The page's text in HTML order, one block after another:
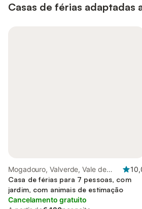
Casas de férias adaptadas
Mogadouro, Valverde, Vale de
Porco e Vilar de Rei, Vale do Douro
Casa de férias para 7 pessoas, com
jardim, com animais de estimação
Cancelamento gratuito